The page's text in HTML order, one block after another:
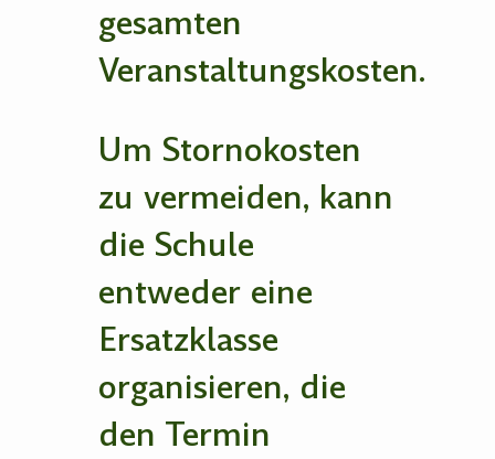
gesamten
Veranstaltungskosten.
Um Stornokosten
zu vermeiden, kann
die Schule
entweder eine
Ersatzklasse
organisieren, die
den Termin